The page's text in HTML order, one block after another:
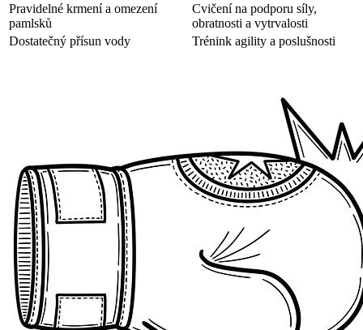
Pravidelné krmení a omezení
pamlsků
Cvičení na podporu síly,
obratnosti a vytrvalosti
Dostatečný přísun vody
Trénink agility a poslušnosti